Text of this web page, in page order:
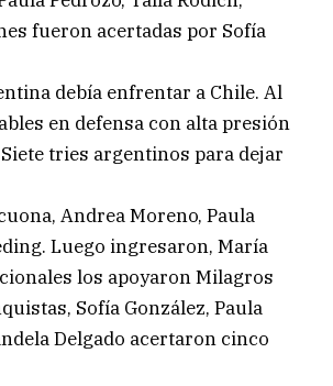
fueron acertadas por Sofía
debía enfrentar a Chile. Al
en defensa con alta presión
tries argentinos para dejar
Andrea Moreno, Paula
Luego ingresaron, María
los apoyaron Milagros
Sofía González, Paula
Delgado acertaron cinco